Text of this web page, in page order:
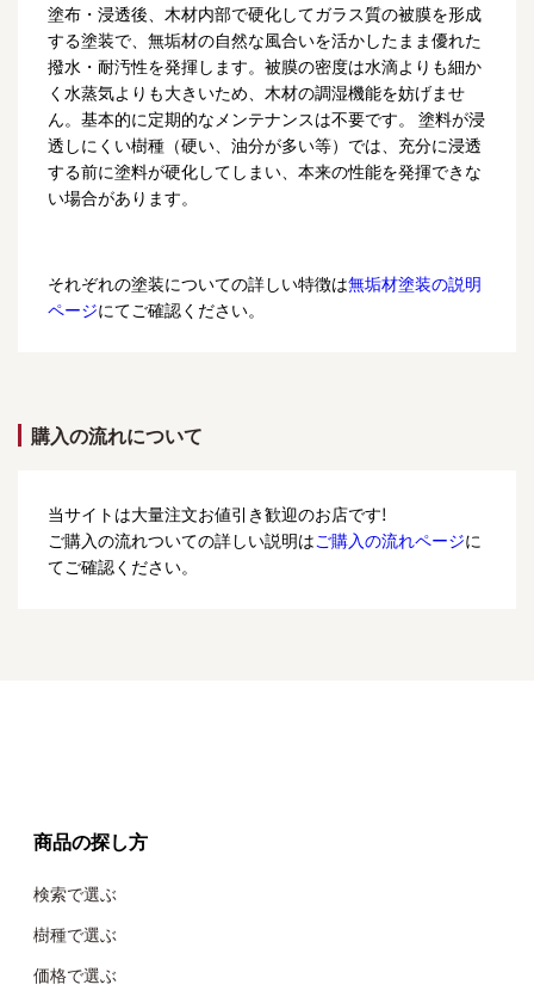
塗布・浸透後、木材内部で硬化してガラス質の被膜を形成
する塗装で、無垢材の自然な風合いを活かしたまま優れた
撥水・耐汚性を発揮します。被膜の密度は水滴よりも細か
く水蒸気よりも大きいため、木材の調湿機能を妨げませ
ん。基本的に定期的なメンテナンスは不要です。 塗料が浸
透しにくい樹種（硬い、油分が多い等）では、充分に浸透
する前に塗料が硬化してしまい、本来の性能を発揮できな
い場合があります。
それぞれの塗装についての詳しい特徴は無垢材塗装の説明
ページにてご確認ください。
購入の流れについて
当サイトは大量注文お値引き歓迎のお店です!
ご購入の流れついての詳しい説明はご購入の流れページに
てご確認ください。
商品の探し方
検索で選ぶ
樹種で選ぶ
価格で選ぶ